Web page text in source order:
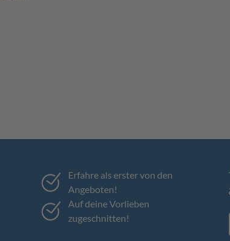
Erfahre als erster von den
Angeboten!
Auf deine Vorlieben
zugeschnitten!